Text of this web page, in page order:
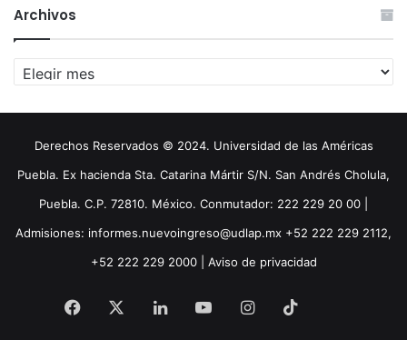
Archivos
Archivos
Derechos Reservados © 2024. Universidad de las Américas
Puebla. Ex hacienda Sta. Catarina Mártir S/N. San Andrés Cholula,
Puebla. C.P. 72810. México. Conmutador: 222 229 20 00 |
Admisiones: informes.nuevoingreso@udlap.mx +52 222 229 2112,
+52 222 229 2000 | Aviso de privacidad
Facebook LinkedInYouTubeInstagram